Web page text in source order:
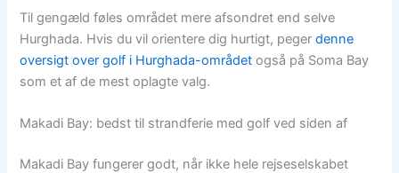
Til gengæld føles området mere afsondret end selve
Hurghada. Hvis du vil orientere dig hurtigt, pegerdenne
oversigt over golf i Hurghada-området også på Soma Bay
som et af de mest oplagte valg.
Makadi Bay: bedst til strandferie med golf ved siden af
Makadi Bay fungerer godt, når ikke hele rejseselskabet